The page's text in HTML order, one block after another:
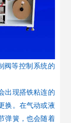
阀等控制系统的
出现搭铁粘连的
换。在气动或液
弹簧，也会随着